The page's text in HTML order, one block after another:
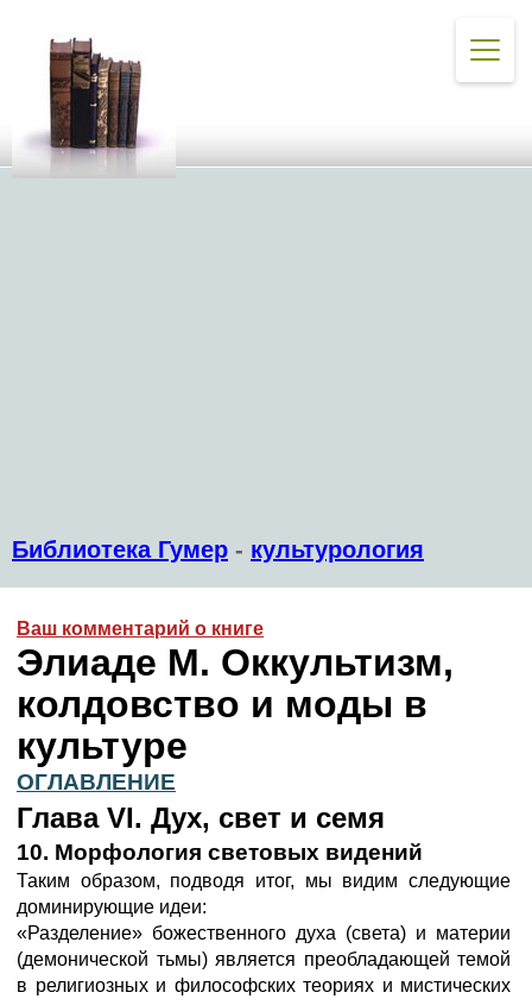
Библиотека Гумер - культурология
Ваш комментарий о книге
Элиаде М. Оккультизм,
колдовство и моды в
культуре
ОГЛАВЛЕНИЕ
Глава VI. Дух, свет и семя
10. Морфология световых видений
Таким образом, подводя итог, мы видим следующие
доминирующие идеи:
«Разделение» божественного духа (света) и материи
(демонической тьмы) является преобладающей темой
в религиозных и философских теориях и мистических